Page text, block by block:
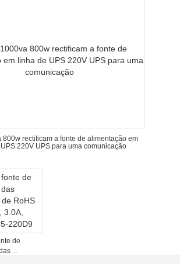
800w rectificam a fonte de alimentação em
220V UPS para uma comunicação
de